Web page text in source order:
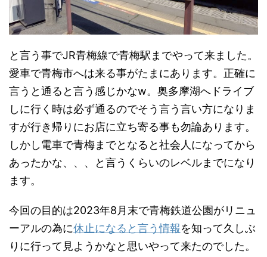
と言う事でJR青梅線で青梅駅までやって来ました。
愛車で青梅市へは来る事がたまにあります。正確に
言うと通ると言う感じかなw。奥多摩湖へドライブ
しに行く時は必ず通るのでそう言う言い方になりま
すが行き帰りにお店に立ち寄る事も勿論あります。
しかし電車で青梅までとなると社会人になってから
あったかな、、、と言うくらいのレベルまでになり
ます。
今回の目的は2023年8月末で青梅鉄道公園がリニュ
ーアルの為に休止になると言う情報を知って久しぶ
りに行って見ようかなと思いやって来たのでした。